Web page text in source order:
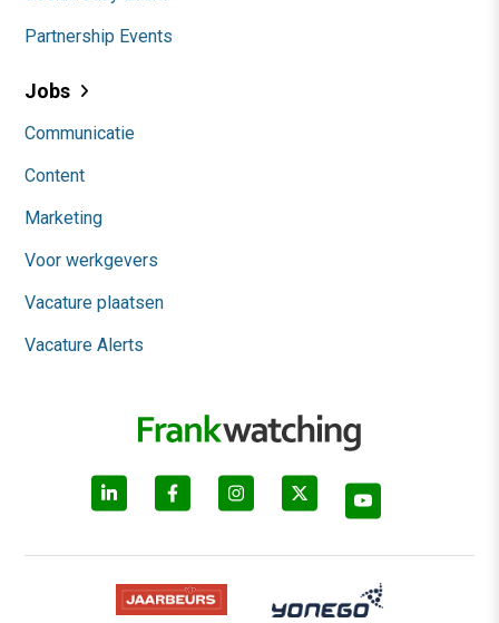
Partnership Events
Jobs
Communicatie
Content
Marketing
Voor werkgevers
Vacature plaatsen
Vacature Alerts